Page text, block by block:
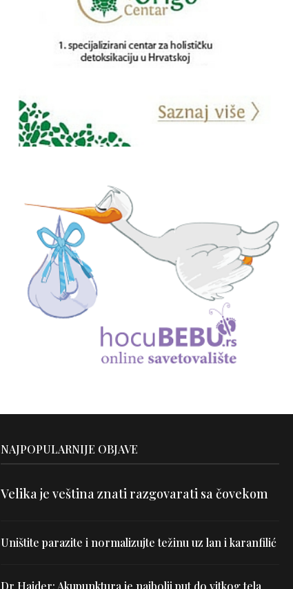
NAJPOPULARNIJE OBJAVE
Velika je veština znati razgovarati sa čovekom
Uništite parazite i normalizujte težinu uz lan i karanfilić
Dr Hajder: Akupunktura je najbolji put do vitkog tela